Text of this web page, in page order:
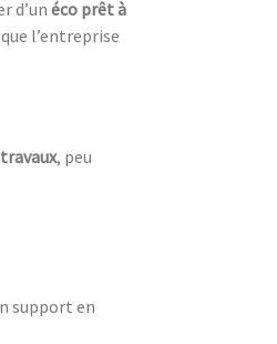
d’un éco prêt à
l’entreprise
, peu
support en